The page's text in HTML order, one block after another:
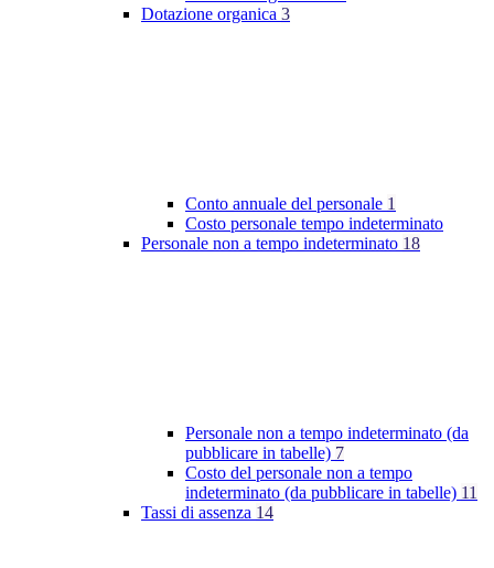
Dotazione organica 3
Conto annuale del personale 1
Costo personale tempo indeterminato
Personale non a tempo indeterminato 18
Personale non a tempo indeterminato (da
pubblicare in tabelle) 7
Costo del personale non a tempo
indeterminato (da pubblicare in tabelle) 11
Tassi di assenza 14